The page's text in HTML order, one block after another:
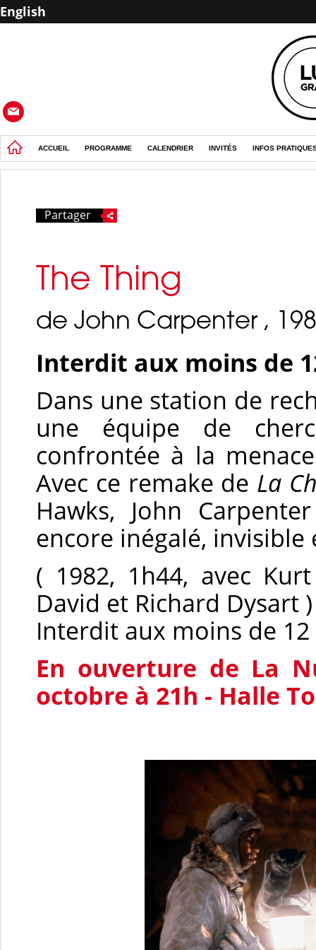
English
ACCUEIL PROGRAMME CALENDRIER INVITÉS INFOS
Partager
The Thing
de John Carpenter ,
Interdit aux moins de
Dans une station de
une équipe de
confrontée à la
Avec ce remake de La
Hawks, John
encore inégalé, invisible
( 1982, 1h44, avec
David et Richard Dysart )
Interdit aux moins de 12
En ouverture de La
octobre à 21h - Halle